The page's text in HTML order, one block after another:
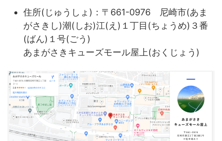
住所(じゅうしょ)：〒661-0976 尼崎市(あま
がさきし)潮(しお)江(え)１丁目(ちょうめ)３番
(ばん)１号(ごう)
あまがさきキューズモール屋上(おくじょう)